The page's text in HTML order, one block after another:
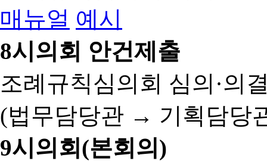
매뉴얼 예시
8시의회 안건제출
조례규칙심의회 심의·의
(법무담당관 → 기획담당
9시의회(본회의)